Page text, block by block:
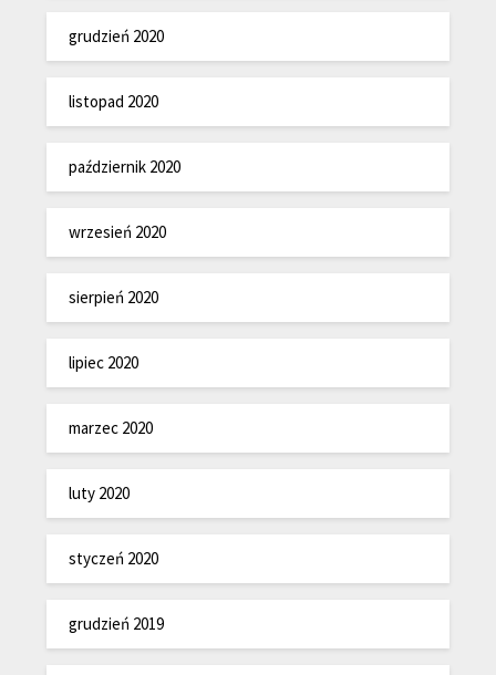
grudzień 2020
listopad 2020
październik 2020
wrzesień 2020
sierpień 2020
lipiec 2020
marzec 2020
luty 2020
styczeń 2020
grudzień 2019